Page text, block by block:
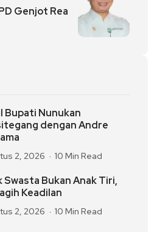
Genjot Rea
Bupati Nunukan
dengan Andre
2, 2026 10 Min Read
Swasta Bukan Anak Tiri,
Keadilan
2, 2026 10 Min Read